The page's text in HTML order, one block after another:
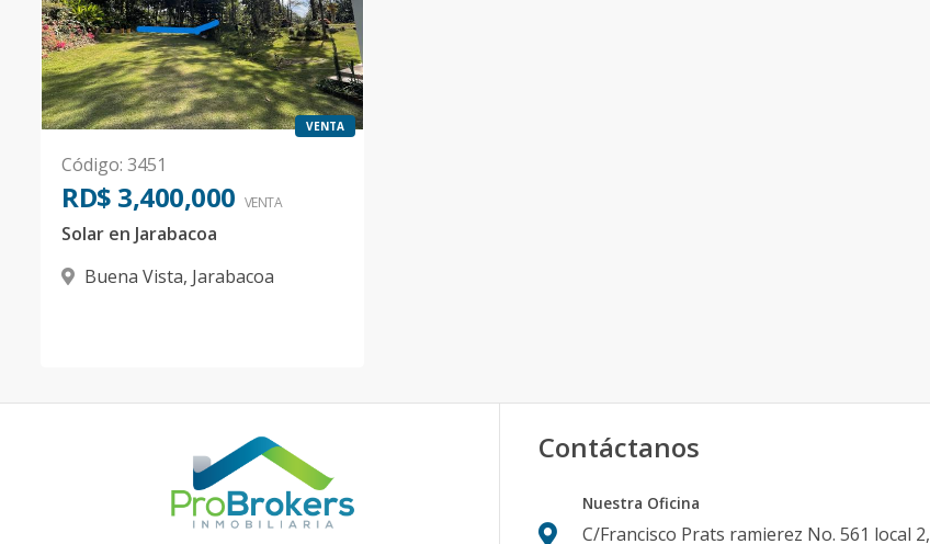
VENTA
Código: 3451
RD$ 3,400,000 VENTA
Solar en Jarabacoa
Buena Vista, Jarabacoa
Contáctanos
Nuestra Oficina
C/Francisco Prats ramierez No. 561 local 2,